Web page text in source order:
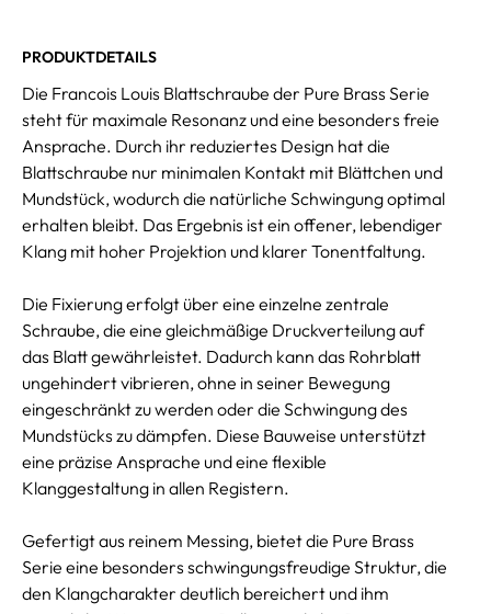
PRODUKTDETAILS
Die Francois Louis Blattschraube der Pure Brass Serie
steht für maximale Resonanz und eine besonders freie
Ansprache. Durch ihr reduziertes Design hat die
Blattschraube nur minimalen Kontakt mit Blättchen und
Mundstück, wodurch die natürliche Schwingung optimal
erhalten bleibt. Das Ergebnis ist ein offener, lebendiger
Klang mit hoher Projektion und klarer Tonentfaltung.
Die Fixierung erfolgt über eine einzelne zentrale
Schraube, die eine gleichmäßige Druckverteilung auf
das Blatt gewährleistet. Dadurch kann das Rohrblatt
ungehindert vibrieren, ohne in seiner Bewegung
eingeschränkt zu werden oder die Schwingung des
Mundstücks zu dämpfen. Diese Bauweise unterstützt
eine präzise Ansprache und eine flexible
Klanggestaltung in allen Registern.
Gefertigt aus reinem Messing, bietet die Pure Brass
Serie eine besonders schwingungsfreudige Struktur, die
den Klangcharakter deutlich bereichert und ihm